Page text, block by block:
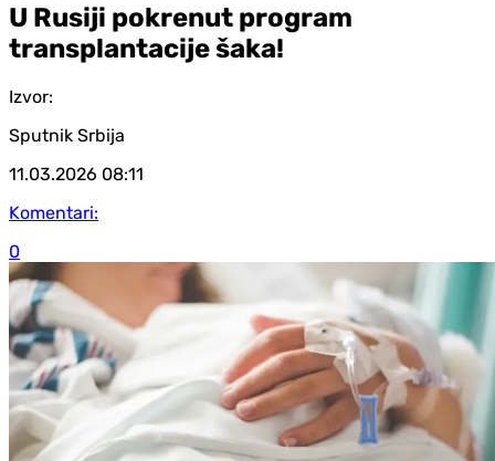
U Rusiji pokrenut program
transplantacije šaka!
Izvor:
Sputnik Srbija
11.03.2026 08:11
Komentari:
0